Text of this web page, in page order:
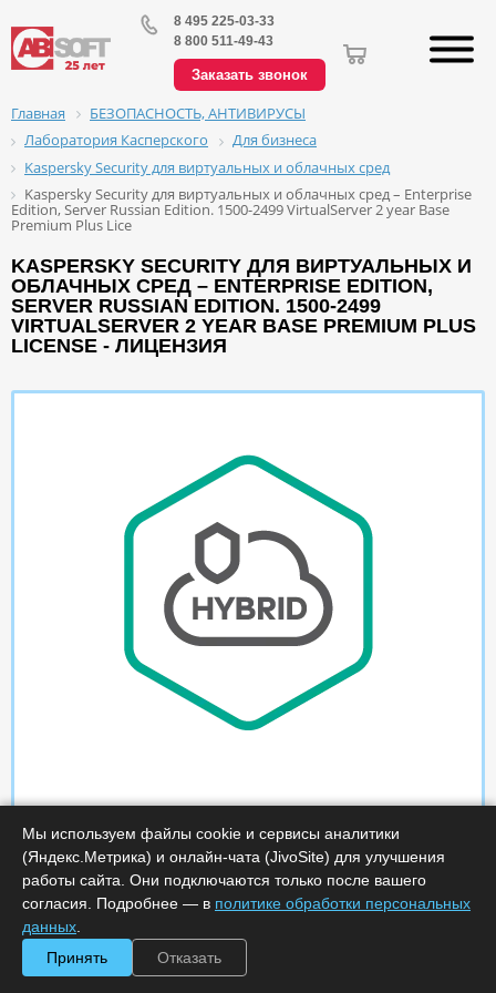
8 495 225-03-33
8 800 511-49-43
Заказать звонок
Главная
БЕЗОПАСНОСТЬ, АНТИВИРУСЫ
Лаборатория Касперского
Для бизнеса
Kaspersky Security для виртуальных и облачных сред
Kaspersky Security для виртуальных и облачных сред – Enterprise
Edition, Server Russian Edition. 1500-2499 VirtualServer 2 year Base
Premium Plus Lice
KASPERSKY SECURITY ДЛЯ ВИРТУАЛЬНЫХ И
ОБЛАЧНЫХ СРЕД – ENTERPRISE EDITION,
SERVER RUSSIAN EDITION. 1500-2499
VIRTUALSERVER 2 YEAR BASE PREMIUM PLUS
LICENSE - ЛИЦЕНЗИЯ
Мы используем файлы cookie и сервисы аналитики
(Яндекс.Метрика) и онлайн-чата (JivoSite) для улучшения
работы сайта. Они подключаются только после вашего
согласия. Подробнее — в политике обработки персональных
данных
Принять
Отказать